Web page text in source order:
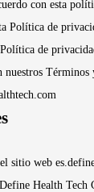
con esta
Política de
de
nuestros Términos
sitio web
Health Tech